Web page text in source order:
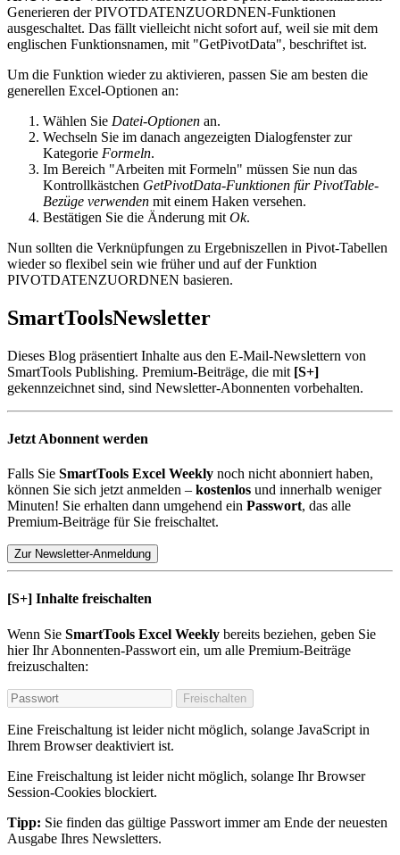
Generieren der PIVOTDATENZUORDNEN-Funktionen
ausgeschaltet. Das fällt vielleicht nicht sofort auf, weil sie mit dem
englischen Funktionsnamen, mit "GetPivotData", beschriftet ist.
Um die Funktion wieder zu aktivieren, passen Sie am besten die
generellen Excel-Optionen an:
Wählen Sie Datei-Optionen an.
Wechseln Sie im danach angezeigten Dialogfenster zur
Kategorie Formeln.
Im Bereich "Arbeiten mit Formeln" müssen Sie nun das
Kontrollkästchen GetPivotData-Funktionen für PivotTable-
Bezüge verwenden mit einem Haken versehen.
Bestätigen Sie die Änderung mit Ok.
Nun sollten die Verknüpfungen zu Ergebniszellen in Pivot-Tabellen
wieder so flexibel sein wie früher und auf der Funktion
PIVOTDATENZUORDNEN basieren.
SmartToolsNewsletter
Dieses Blog präsentiert Inhalte aus den E-Mail-Newslettern von
SmartTools Publishing. Premium-Beiträge, die mit [S+]
gekennzeichnet sind, sind Newsletter-Abonnenten vorbehalten.
Jetzt Abonnent werden
Falls Sie SmartTools Excel Weekly noch nicht abonniert haben,
können Sie sich jetzt anmelden – kostenlos und innerhalb weniger
Minuten! Sie erhalten dann umgehend ein Passwort, das alle
Premium-Beiträge für Sie freischaltet.
Zur Newsletter-Anmeldung
[S+] Inhalte freischalten
Wenn Sie SmartTools Excel Weekly bereits beziehen, geben Sie
hier Ihr Abonnenten-Passwort ein, um alle Premium-Beiträge
freizuschalten:
Freischalten
Eine Freischaltung ist leider nicht möglich, solange JavaScript in
Ihrem Browser deaktiviert ist.
Eine Freischaltung ist leider nicht möglich, solange Ihr Browser
Session-Cookies blockiert.
Tipp: Sie finden das gültige Passwort immer am Ende der neuesten
Ausgabe Ihres Newsletters.